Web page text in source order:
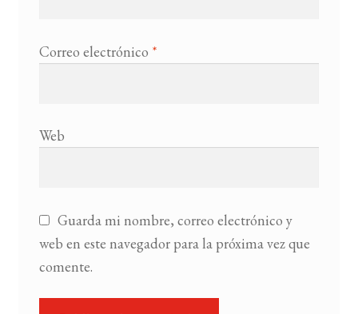
Correo electrónico *
Web
Guarda mi nombre, correo electrónico y
web en este navegador para la próxima vez que
comente.